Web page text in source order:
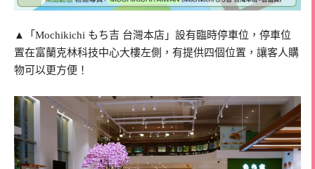
▲「Mochikichi もち吉 台灣本店」設有臨時停車位，停車位
置在富蘭克林科技中心大樓左側，有提供四個位置，讓客人購
物可以更方便！